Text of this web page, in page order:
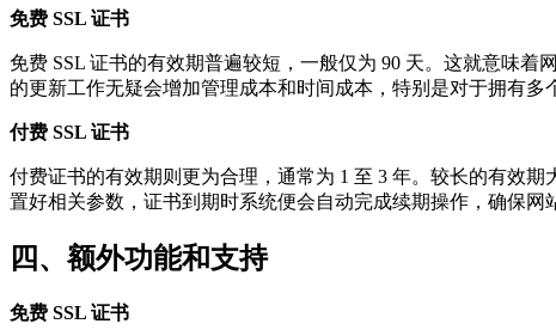
免费 SSL 证书
免费 SSL 证书的有效期普遍较短，一般仅为 90 天。这就意味
的更新工作无疑会增加管理成本和时间成本，特别是对于拥有
付费 SSL 证书
付费证书的有效期则更为合理，通常为 1 至 3 年。较长的有效
置好相关参数，证书到期时系统便会自动完成续期操作，确保
四、额外功能和支持
免费 SSL 证书